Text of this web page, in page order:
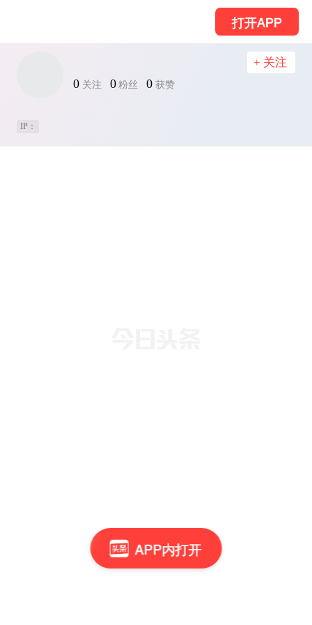
打开APP
APP内打开
0 关注 0 粉丝 0 获赞
+ 关注
IP：